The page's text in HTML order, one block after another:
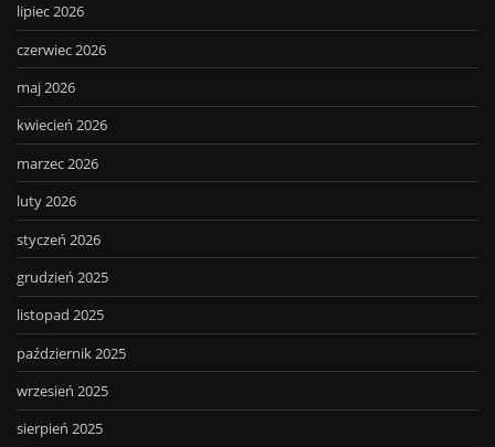
lipiec 2026
czerwiec 2026
maj 2026
kwiecień 2026
marzec 2026
luty 2026
styczeń 2026
grudzień 2025
listopad 2025
październik 2025
wrzesień 2025
sierpień 2025